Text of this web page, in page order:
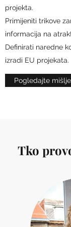
projekta.
Primijeniti trikove
informacija na
Definirati naredne
izradi EU projekata.
Pogledajte
Tko